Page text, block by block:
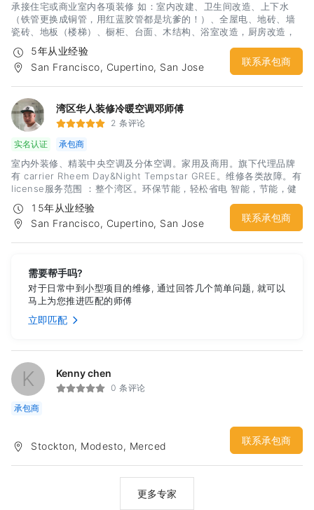
承接住宅或商业室内各项装修 如：室内改建、卫生间改造、上下水
（铁管更换成铜管，用红蓝胶管都是坑爹的！）、全屋电、地砖、墙
瓷砖、地板（楼梯）、橱柜、台面、木结构、浴室改造，厨房改造，
室内外油漆，房屋内部墙体隔断，电箱安装，车库改造等，隔间凉
亭、上水下水，砖木围墙、水泥地，更换门窗，大修小补！匠人精
神，精品工艺，给你舒心装修体验！期待您诚意的联系：杨先生 电
5年从业经验
San Francisco, Cupertino, San Jose
联系承包商
湾区华人装修冷暖空调邓师傅
2 条评论
实名认证
承包商
室内外装修、精装中央空调及分体空调。家用及商用。旗下代理品牌
有 carrier Rheem Day&Night Tempstar GREE。维修各类故障。有
license服务范围 ：整个湾区。环保节能，轻松省电 智能，节能，健
15年从业经验
San Francisco, Cupertino, San Jose
联系承包商
需要帮手吗?
对于日常中到小型项目的维修, 通过回答几个简单问题, 就可以
马上为您推进匹配的师傅
立即匹配
K Kenny chen
0 条评论
承包商
Stockton, Modesto, Merced 联系承包商
更多专家